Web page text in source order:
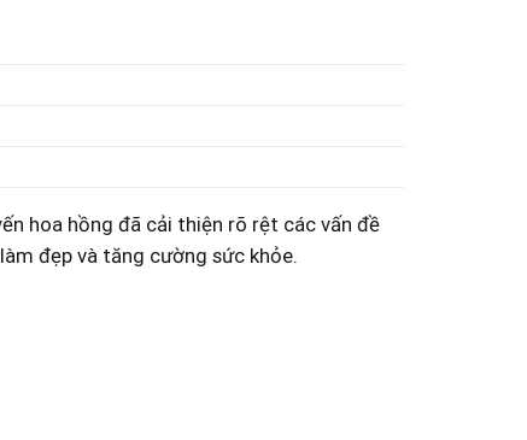
hoa hồng đã cải thiện rõ rệt các vấn đề
đẹp và tăng cường sức khỏe.